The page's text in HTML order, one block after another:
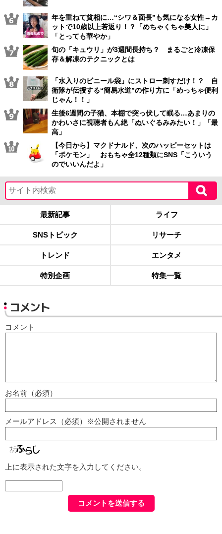
年を重ねて貧相に…“シワ＆面長”も気になる女性→カ
ットで10歳以上若返り！？「めちゃくちゃ美人に」
「とっても華やか」
旬の「キュウリ」が3週間長持ち？ まるごと冷凍保
存＆解凍のテクニックとは
「水入りのビニール袋」にストロー刺すだけ！？ 自
衛隊が伝授する“簡易水道”の作り方に「めっちゃ便利
じゃん！！」
生後6週間の子猫、本棚で突っ伏して眠る…あまりの
かわいさに視聴者もん絶「ぬいぐるみみたい！」「最
高」
【今日から】マクドナルド、次のハッピーセットは
「ポケモン」 おもちゃ全12種類にSNS「こういう
のでいいんだよ」
最新記事 ライフ
SNSトピック リサーチ
トレンド エンタメ
特別企画 特集一覧
コメント
コメント
お名前（必須）
メールアドレス（必須）※公開されません
上に表示された文字を入力してください。